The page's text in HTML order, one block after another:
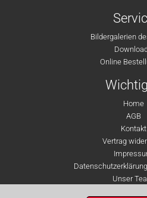
Bildergalerien
Online
Home
AGB
Kontakt
Vertrag
Unser